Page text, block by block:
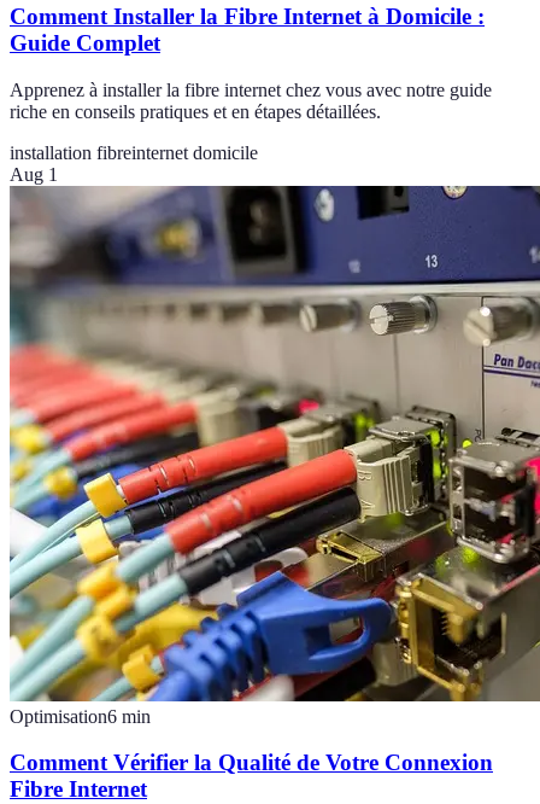
Comment Installer la Fibre Internet à Domicile :
Guide Complet
Apprenez à installer la fibre internet chez vous avec notre guide
riche en conseils pratiques et en étapes détaillées.
installation fibreinternet domicile
Aug 1
Optimisation6 min
Comment Vérifier la Qualité de Votre Connexion
Fibre Internet